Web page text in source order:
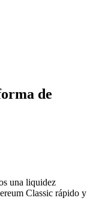
de
una liquidez
Classic rápido y